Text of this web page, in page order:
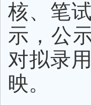
核、 笔试
示，公
对拟录
映。